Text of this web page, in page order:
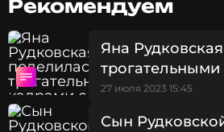
воздушное белое платье в пол
декольте и пышное лиловое с
Евгений Плющенко и
Поклонники не сразу узнали
Рекомендуем
Яна
подросшим
27 июля 2023 15:45
Сын